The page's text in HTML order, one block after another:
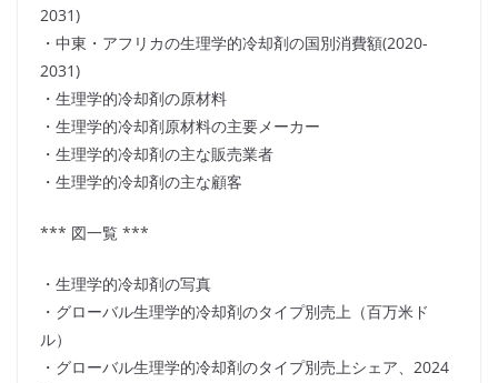
2031)
・中東・アフリカの生理学的冷却剤の国別消費額(2020-
2031)
・生理学的冷却剤の原材料
・生理学的冷却剤原材料の主要メーカー
・生理学的冷却剤の主な販売業者
・生理学的冷却剤の主な顧客
*** 図一覧 ***
・生理学的冷却剤の写真
・グローバル生理学的冷却剤のタイプ別売上（百万米ド
ル）
・グローバル生理学的冷却剤のタイプ別売上シェア、2024